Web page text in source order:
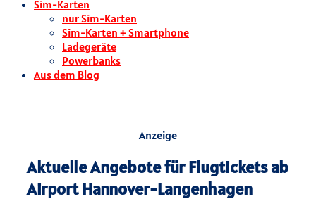
Sim-Karten
nur Sim-Karten
Sim-Karten + Smartphone
Ladegeräte
Powerbanks
Aus dem Blog
Anzeige
Aktuelle Angebote für Flugtickets ab
Airport Hannover-Langenhagen